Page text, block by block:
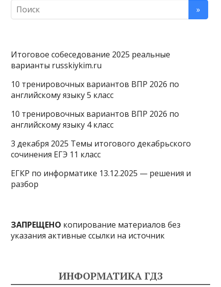
Итоговое собеседование 2025 реальные
варианты russkiykim.ru
10 тренировочных вариантов ВПР 2026 по
английскому языку 5 класс
10 тренировочных вариантов ВПР 2026 по
английскому языку 4 класс
3 декабря 2025 Темы итогового декабрьского
сочинения ЕГЭ 11 класс
ЕГКР по информатике 13.12.2025 — решения и
разбор
ЗАПРЕЩЕНО копирование материалов без
указания активные ссылки на источник
ИНФОРМАТИКА ГДЗ